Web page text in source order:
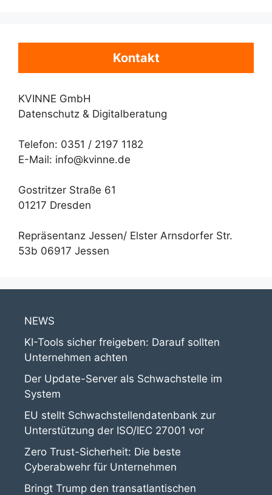
Kontakt
KVINNE GmbH
Datenschutz & Digitalberatung
Telefon: 0351 / 2197 1182
E-Mail: info@kvinne.de
Gostritzer Straße 61
01217 Dresden
Repräsentanz Jessen/ Elster Arnsdorfer Str.
53b 06917 Jessen
NEWS
KI-Tools sicher freigeben: Darauf sollten
Unternehmen achten
Der Update-Server als Schwachstelle im
System
EU stellt Schwachstellendatenbank zur
Unterstützung der ISO/IEC 27001 vor
Zero Trust-Sicherheit: Die beste
Cyberabwehr für Unternehmen
Bringt Trump den transatlantischen